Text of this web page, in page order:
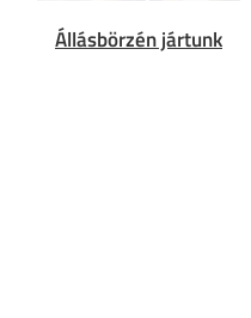
Állásbörzén jártunk